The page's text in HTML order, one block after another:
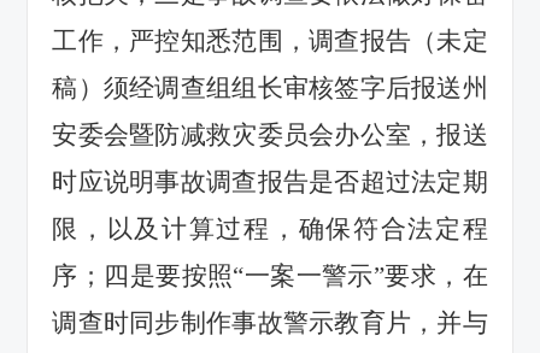
工作，严控知悉范围，调查报告（未定
稿）须经调查组组长审核签字后报送州
安委会暨防减救灾委员会办公室，报送
时应说明事故调查报告是否超过法定期
限，以及计算过程，确保符合法定程
序；四是要按照“一案一警示”要求，在
调查时同步制作事故警示教育片，并与